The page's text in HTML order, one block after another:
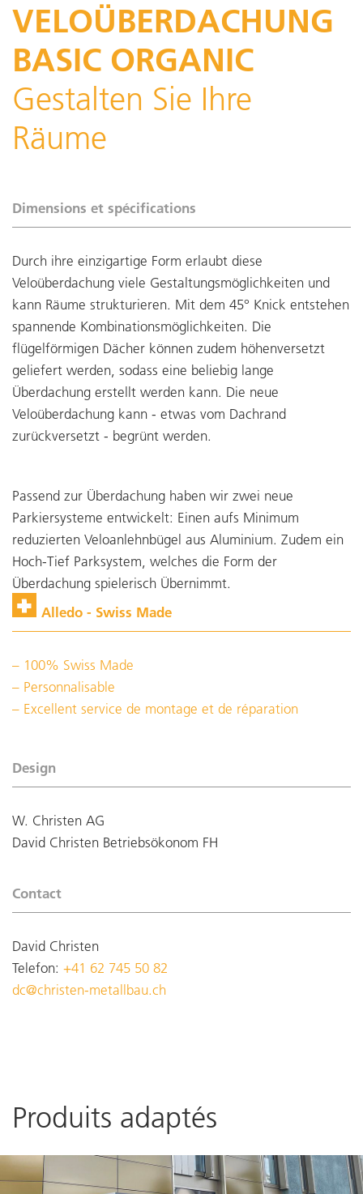
VELOÜBERDACHUNG
BASIC ORGANIC
Gestalten Sie Ihre
Räume
Dimensions et spécifications
Durch ihre einzigartige Form erlaubt diese
Veloüberdachung viele Gestaltungsmöglichkeiten und
kann Räume strukturieren. Mit dem 45° Knick entstehen
spannende Kombinationsmöglichkeiten. Die
flügelförmigen Dächer können zudem höhenversetzt
geliefert werden, sodass eine beliebig lange
Überdachung erstellt werden kann. Die neue
Veloüberdachung kann - etwas vom Dachrand
zurückversetzt - begrünt werden.
Passend zur Überdachung haben wir zwei neue
Parkiersysteme entwickelt: Einen aufs Minimum
reduzierten Veloanlehnbügel aus Aluminium. Zudem ein
Hoch-Tief Parksystem, welches die Form der
Überdachung spielerisch Übernimmt.
Alledo - Swiss Made
100% Swiss Made
Personnalisable
Excellent service de montage et de réparation
Design
W. Christen AG
David Christen Betriebsökonom FH
Contact
David Christen
Telefon: +41 62 745 50 82
dc@christen-metallbau.ch
Produits adaptés